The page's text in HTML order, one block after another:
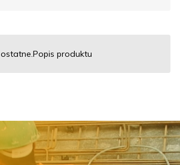
ostatne.Popis produktu